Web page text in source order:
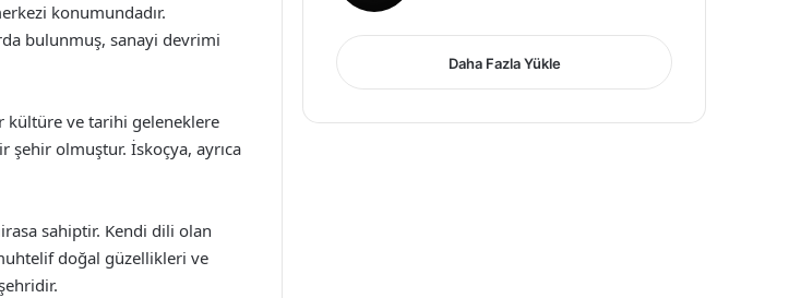
konumundadır.
bulunmuş, sanayi devrimi
kültüre ve tarihi geleneklere
şehir olmuştur. İskoçya, ayrıca
sahiptir. Kendi dili olan
doğal güzellikleri ve
Daha Fazla Yükle